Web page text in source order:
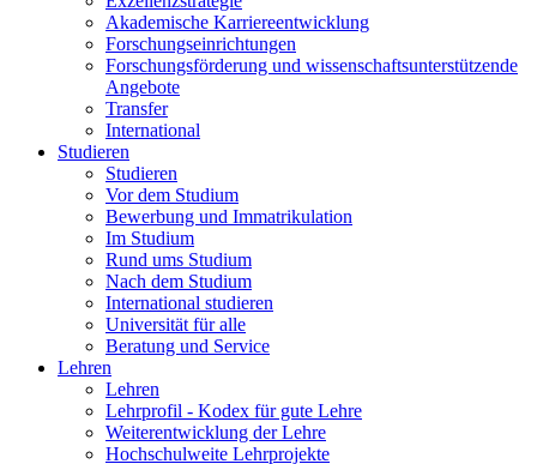
Akademische Karriereentwicklung
Forschungseinrichtungen
Forschungsförderung und wissenschaftsunterstützende
Angebote
Transfer
International
Studieren
Studieren
Vor dem Studium
Bewerbung und Immatrikulation
Im Studium
Rund ums Studium
Nach dem Studium
International studieren
Universität für alle
Beratung und Service
Lehren
Lehren
Lehrprofil - Kodex für gute Lehre
Weiterentwicklung der Lehre
Hochschulweite Lehrprojekte